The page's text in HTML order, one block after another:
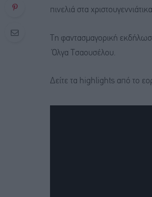
πινελιά στα
Τη φαντασμαγορική
Όλγα Τσαουσέλου.
Δείτε τα highlights από το